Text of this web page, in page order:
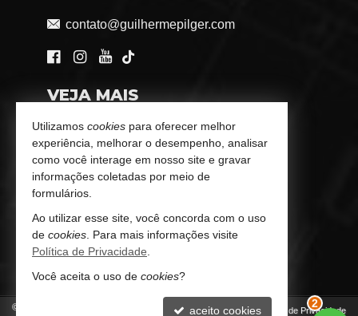
contato@guilhermepilger.com
VEJA MAIS
Consultoria Imobiliária Personalizada
trabalhe conosco
Indicadores Financeiros
Imóveis Favoritos
Mapa de Imóveis
© Política de Privacidade
2
Utilizamos cookies para oferecer melhor
experiência, melhorar o desempenho, analisar
como você interage em nosso site e gravar
informações coletadas por meio de
formulários.
Ao utilizar esse site, você concorda com o uso
de cookies . Para mais informações visite
Política de Privacidade
Você aceita o uso de cookies?
aceito cookies